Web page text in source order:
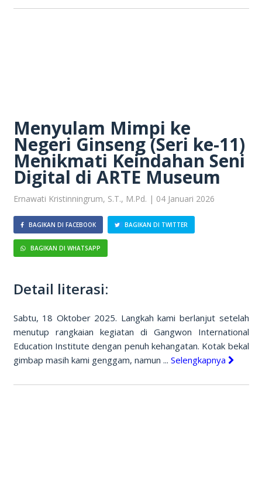
Menyulam Mimpi ke
Negeri Ginseng (Seri ke-11)
Menikmati Keindahan Seni
Digital di ARTE Museum
Ernawati Kristinningrum, S.T., M.Pd. | 04 Januari 2026
BAGIKAN DI FACEBOOK BAGIKAN DI TWITTER
BAGIKAN DI WHATSAPP
Detail literasi:
Sabtu, 18 Oktober 2025. Langkah kami berlanjut setelah
menutup rangkaian kegiatan di Gangwon International
Education Institute dengan penuh kehangatan. Kotak bekal
gimbap masih kami genggam, namun ... Selengkapnya